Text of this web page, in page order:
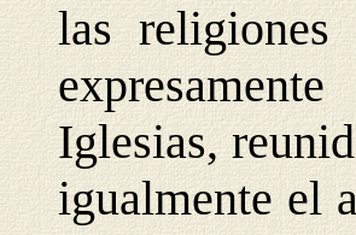
las
Iglesias,
igualmente el